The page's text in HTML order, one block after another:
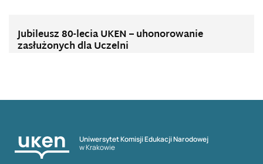
Jubileusz 80-lecia UKEN – uhonorowanie
zasłużonych dla Uczelni
Uniwersytet Komisji Edukacji Narodowej
w Krakowie